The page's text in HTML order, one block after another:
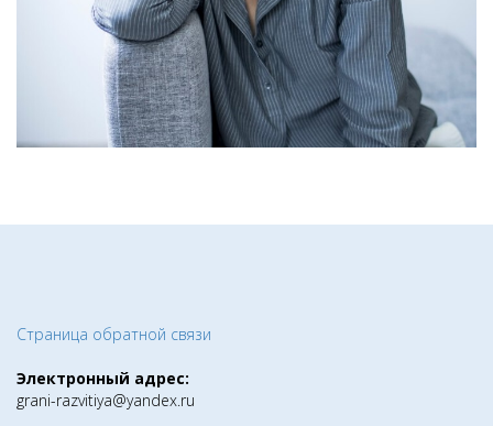
Страница обратной связи
Электронный адрес:
grani-razvitiya@yandex.ru